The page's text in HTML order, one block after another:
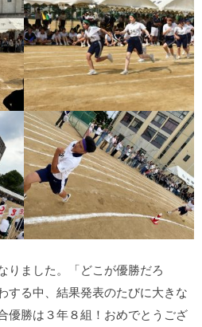
りました。「どこが優勝だろ
する中、結果発表のたびに大きな
優勝は３年８組！おめでとうござ